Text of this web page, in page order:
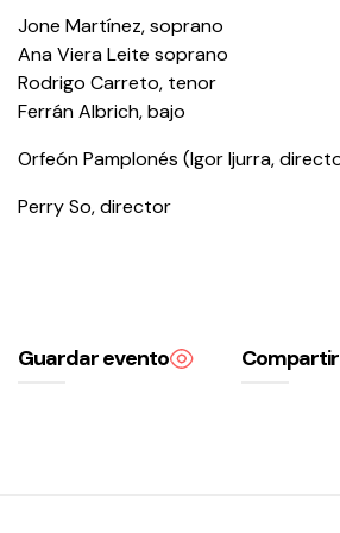
Jone Martínez, soprano
Ana Viera Leite soprano
Rodrigo Carreto, tenor
Ferrán Albrich, bajo
Orfeón Pamplonés (Igor Ijurra,
Perry So, director
Guardar evento Compartir